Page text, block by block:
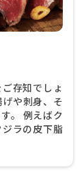
存知でしょ
や刺身、そ
。 例えばク
ラの皮下脂